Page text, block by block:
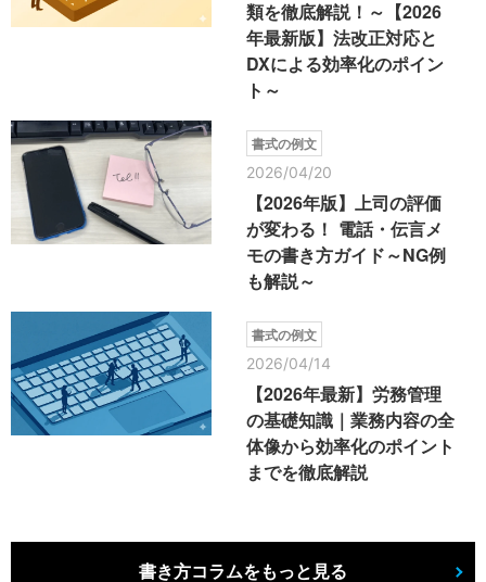
類を徹底解説！～【2026
年最新版】法改正対応と
DXによる効率化のポイン
ト～
書式の例文
2026/04/20
【2026年版】上司の評価
が変わる！ 電話・伝言メ
モの書き方ガイド～NG例
も解説～
書式の例文
2026/04/14
【2026年最新】労務管理
の基礎知識｜業務内容の全
体像から効率化のポイント
までを徹底解説
書き方コラムをもっと見る